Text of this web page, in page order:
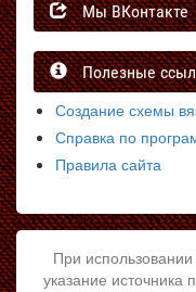
Мы ВКонтакте
Полезные
Создание схемы
Справка по
Правила сайта
При
указание источника